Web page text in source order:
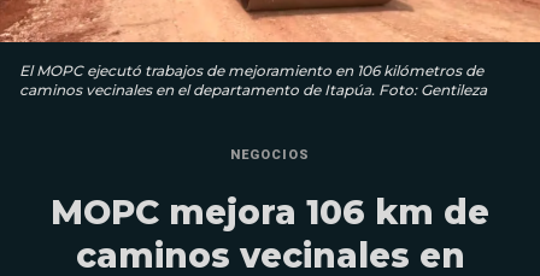
El MOPC ejecutó trabajos de mejoramiento en 106 kilómetros de
caminos vecinales en el departamento de Itapúa. Foto: Gentileza
NEGOCIOS
MOPC mejora 106 km de
caminos vecinales en